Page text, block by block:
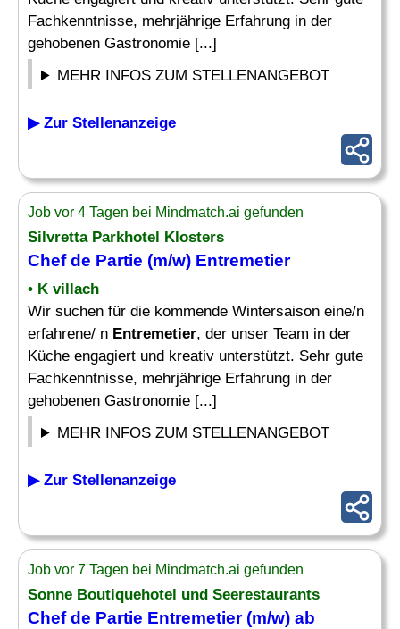
Fachkenntnisse, mehrjährige Erfahrung in der
gehobenen Gastronomie [...]
MEHR INFOS ZUM STELLENANGEBOT
▶ Zur Stellenanzeige
Job vor 4 Tagen bei Mindmatch.ai gefunden
Silvretta Parkhotel Klosters
Chefde Partie (m/w) Entremetier
• K villach
Wir suchen für die kommende Wintersaison eine/n
erfahrene/ n Entremetier, der unser Team in der
Küche engagiert und kreativ unterstützt. Sehr gute
Fachkenntnisse, mehrjährige Erfahrung in der
gehobenen Gastronomie [...]
MEHR INFOS ZUM STELLENANGEBOT
▶ Zur Stellenanzeige
Job vor 7 Tagen bei Mindmatch.ai gefunden
Sonne Boutiquehotel und Seerestaurants
Chefde Partie Entremetier(m/w) ab